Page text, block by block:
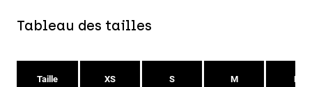
Tableau des tailles
Taille XS S M L